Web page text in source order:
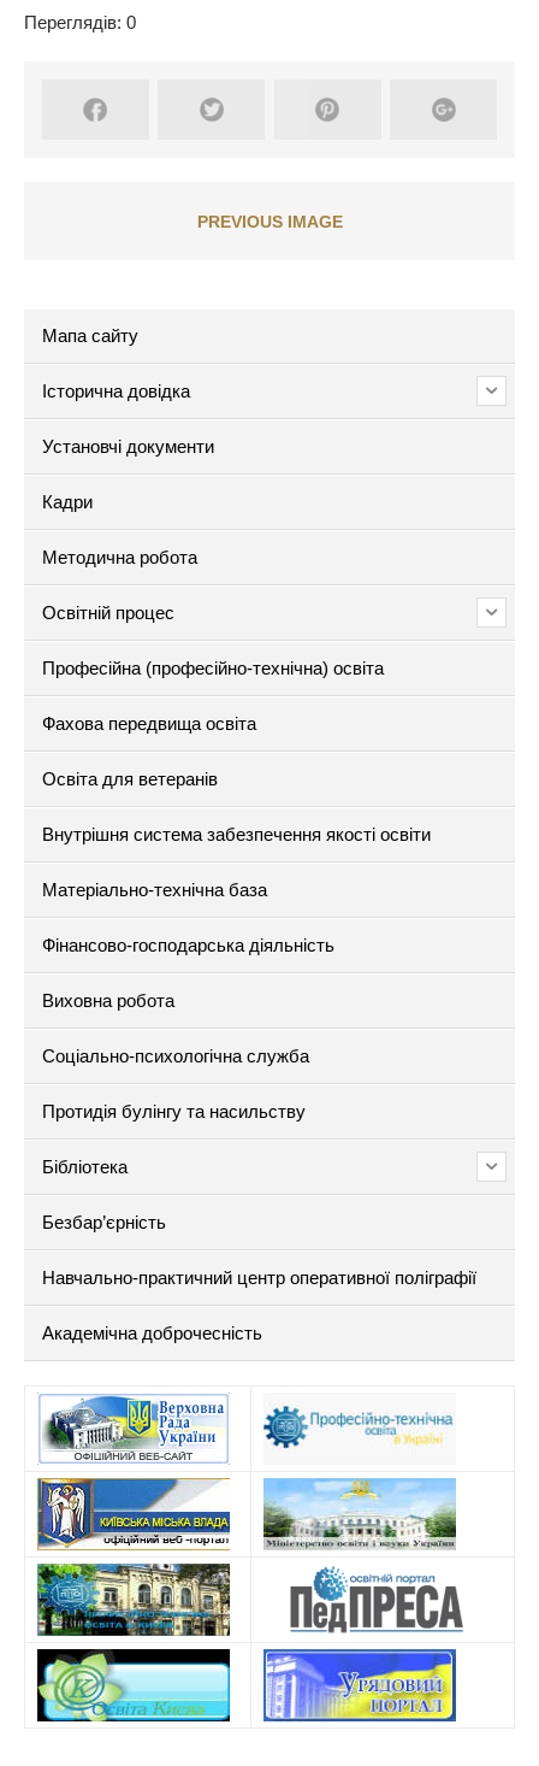
Переглядів: 0
PREVIOUS IMAGE
Мапа сайту
Історична довідка
Установчі документи
Кадри
Методична робота
Освітній процес
Професійна (професійно-технічна) освіта
Фахова передвища освіта
Освіта для ветеранів
Внутрішня система забезпечення якості освіти
Матеріально-технічна база
Фінансово-господарська діяльність
Виховна робота
Соціально-психологічна служба
Протидія булінгу та насильству
Бібліотека
Безбар’єрність
Навчально-практичний центр оперативної поліграфії
Академічна доброчесність